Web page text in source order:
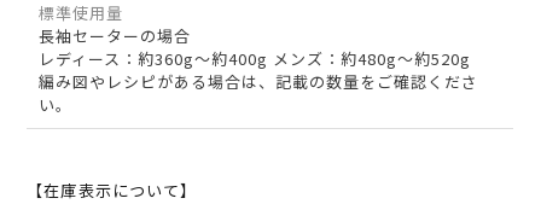
標準使用量
長袖セーターの場合
レディース：約360g～約400g メンズ：約480g～約520g
編み図やレシピがある場合は、記載の数量をご確認くださ
い。
【在庫表示について】